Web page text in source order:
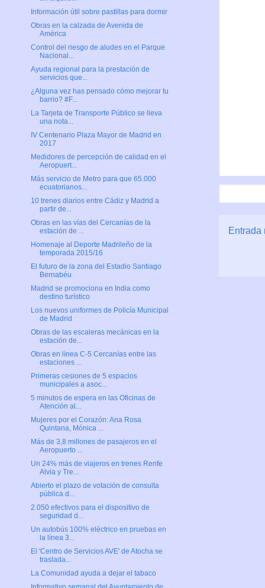
Entrada
Información útil sobre pastillas para dormir
Obras en la calzada de Avenida de
América
Control del riesgo de aludes en el Parque
Nacional...
Ayuda regional para la prestación de
servicios que...
¿Alguna vez has pensado cómo mejorar tu
barrio? #F...
La Tarjeta de Transporte Público se lleva
una nota...
IV Centenario Plaza Mayor de Madrid en
2017
Medidores de percepción de calidad en el
Aeropuert...
Más servicio de Metro para que 65.000
ecuatorianos...
10 trenes diarios entre Cádiz y Madrid a
partir de...
Obras en las vías del Cercanías de la
estación de ...
Homenaje al Deporte Madrileño de la
temporada 2015/16
El futuro de la zona del Estadio Santiago
Bernabéu
Madrid se promociona en India como
destino turístico
Los nuevos uniformes de Policía Municipal
de Madrid
Obras de las escaleras mecánicas en la
estación de...
Obras en línea C-5 Cercanías entre las
estaciones ...
Primeras cesiones de 5 espacios
municipales a asoc...
5 minutos de espera en las Oficinas de
Atención al...
Mujeres por el Corazón: Ana Rosa
Quintana, Mónica ...
Más de 3,8 millones de pasajeros en el
Aeropuerto ...
Un 24% más de viajeros en trenes Renfe
Alvia y Tre...
Abierto el plazo de votación de consulta
pública d...
2.050 efectivos para el dispositivo de
seguridad d...
Un autobús 100% eléctrico en pruebas en
la línea 3...
El 'Centro de Servicios AVE' de Atocha se
traslada...
La Comunidad ayuda a dejar el tabaco